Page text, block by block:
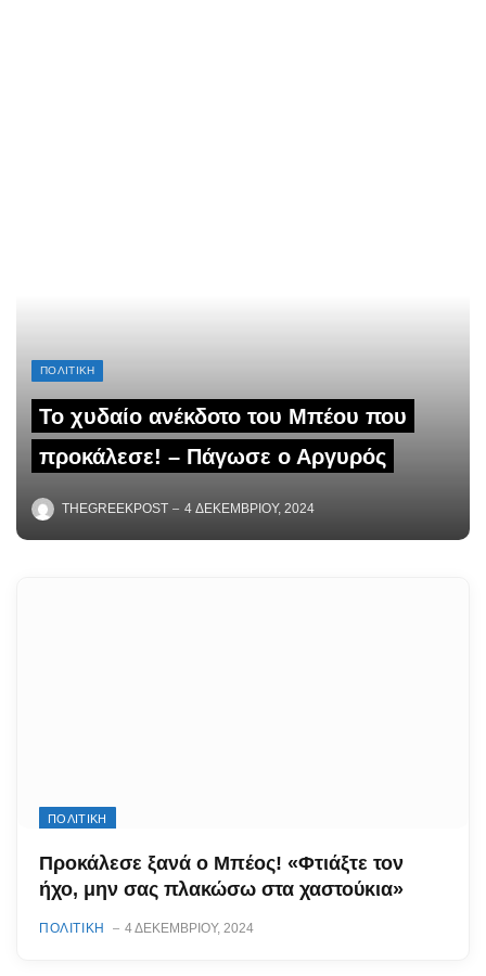
ΠΟΛΙΤΙΚΗ
Το χυδαίο ανέκδοτο του Μπέου που
προκάλεσε! – Πάγωσε ο Αργυρός
THEGREEKPOST 4 ΔΕΚΕΜΒΡΊΟΥ, 2024
ΠΟΛΙΤΙΚΗ
Προκάλεσε ξανά ο Μπέος! «Φτιάξτε τον
ήχο, μην σας πλακώσω στα χαστούκια»
ΠΟΛΙΤΙΚΗ 4 ΔΕΚΕΜΒΡΊΟΥ, 2024